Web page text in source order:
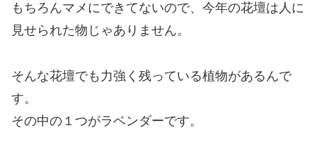
もちろんマメにできてないので、今年の花壇は人に
見せられた物じゃありません。
そんな花壇でも力強く残っている植物があるんで
す。
その中の１つがラベンダーです。